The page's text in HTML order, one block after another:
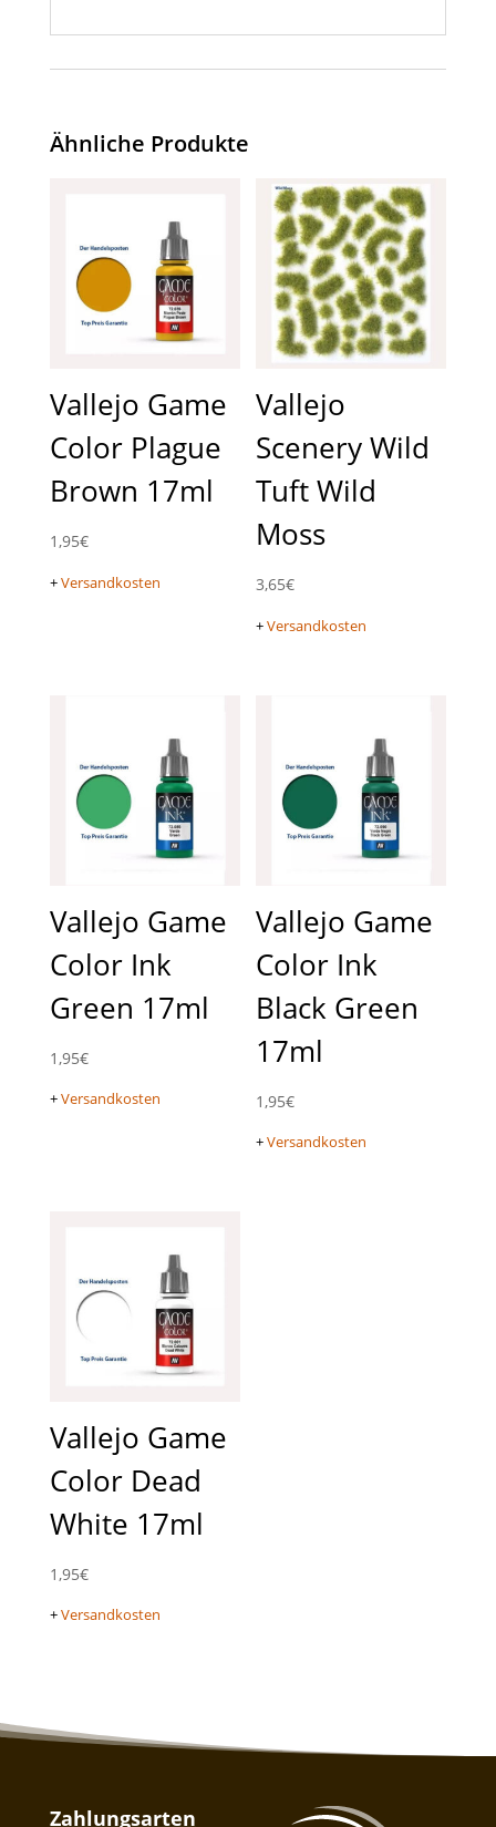
Ähnliche Produkte
Vallejo Game
Color Plague
Brown 17ml
1,95€
+Versandkosten
Vallejo
Scenery Wild
Tuft Wild
Moss
3,65€
+Versandkosten
Vallejo Game
Color Ink
Green 17ml
1,95€
+Versandkosten
Vallejo Game
Color Ink
Black Green
17ml
1,95€
+Versandkosten
Vallejo Game
Color Dead
White 17ml
1,95€
+Versandkosten
Zahlungsarten